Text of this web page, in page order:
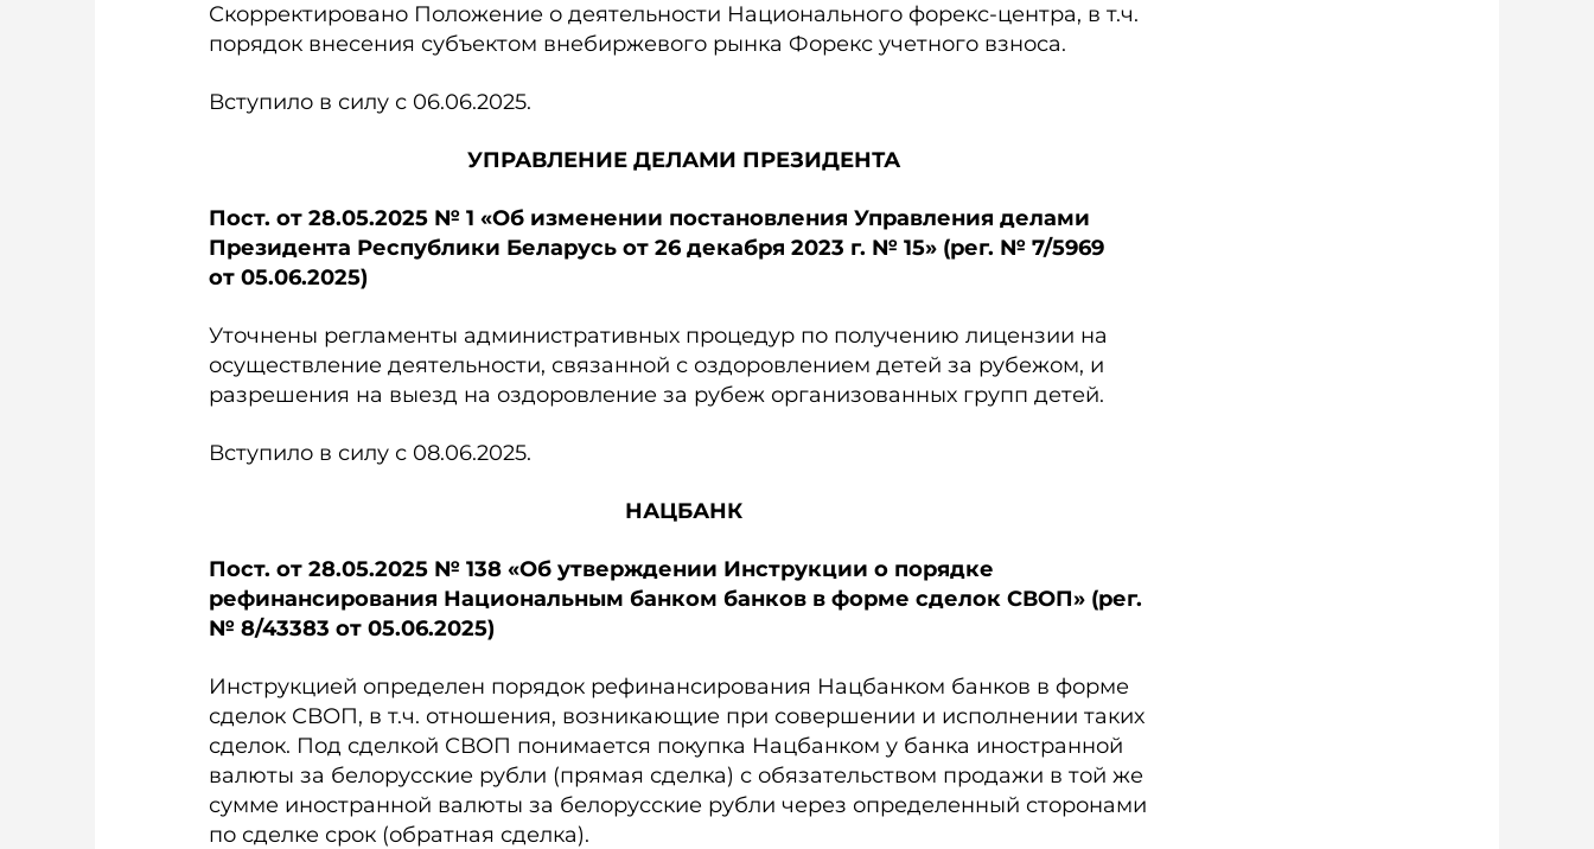
Скорректировано Положение о деятельности Национального форекс-центра, в т.ч.
порядок внесения субъектом внебиржевого рынка Форекс учетного взноса.
Вступило в силу с 06.06.2025.
УПРАВЛЕНИЕ ДЕЛАМИ ПРЕЗИДЕНТА
Пост. от 28.05.2025 № 1 «Об изменении постановления Управления делами
Президента Республики Беларусь от 26 декабря 2023 г. № 15» (рег. № 7/5969
от 05.06.2025)
Уточнены регламенты административных процедур по получению лицензии на
осуществление деятельности, связанной с оздоровлением детей за рубежом, и
разрешения на выезд на оздоровление за рубеж организованных групп детей.
Вступило в силу с 08.06.2025.
НАЦБАНК
Пост. от 28.05.2025 № 138 «Об утверждении Инструкции о порядке
рефинансирования Национальным банком банков в форме сделок СВОП» (рег.
№ 8/43383 от 05.06.2025)
Инструкцией определен порядок рефинансирования Нацбанком банков в форме
сделок СВОП, в т.ч. отношения, возникающие при совершении и исполнении таких
сделок. Под сделкой СВОП понимается покупка Нацбанком у банка иностранной
валюты за белорусские рубли (прямая сделка) с обязательством продажи в той же
сумме иностранной валюты за белорусские рубли через определенный сторонами
по сделке срок (обратная сделка).